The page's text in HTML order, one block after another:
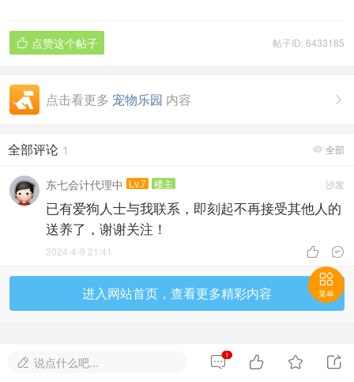
帖子ID: 6433185
 点赞这个帖子

点击看更多 宠物乐园 内容
 全部
全部评论 1
沙发
东七会计代理中 Lv.7 楼主
已有爱狗人士与我联系，即刻起不再接受其他人的
送养了，谢谢关注！
 
2024-4-9 21:41
进入网站首页，查看更多精彩内容

菜单
 说点什么吧... 1   